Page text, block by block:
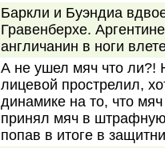
Баркли и Буэндиа
Гравенберхе.
англичанин в ноги
А не ушел мяч что ли?!
лицевой прострелил,
динамике на то, что
принял мяч в
попав в итоге в